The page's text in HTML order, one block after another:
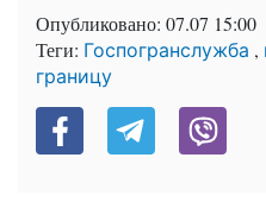
Опубликовано: 07.07 15:00
Теги: Госпогранслужба ,
границу